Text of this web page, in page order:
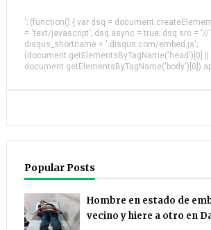
'; (function() { var dsq =
= 'text/javascript'; dsq.async = true; dsq.src = '//
disqus_shortname + '.disqus.com/embed.js';
(document.getElementsByTagName('head')[0] ||
Popular Posts
Hombre en estado de
vecino y hiere a otro en